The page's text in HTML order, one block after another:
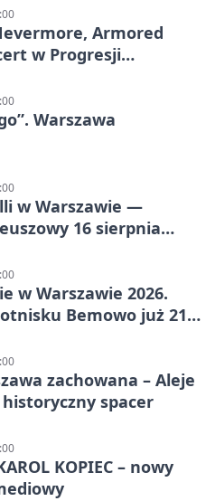
Armored
w Progresji
Warszawa
w Warszawie —
16 sierpnia
w Warszawie 2026.
Bemowo już 21
zachowana – Aleje
spacer
KOPIEC – nowy